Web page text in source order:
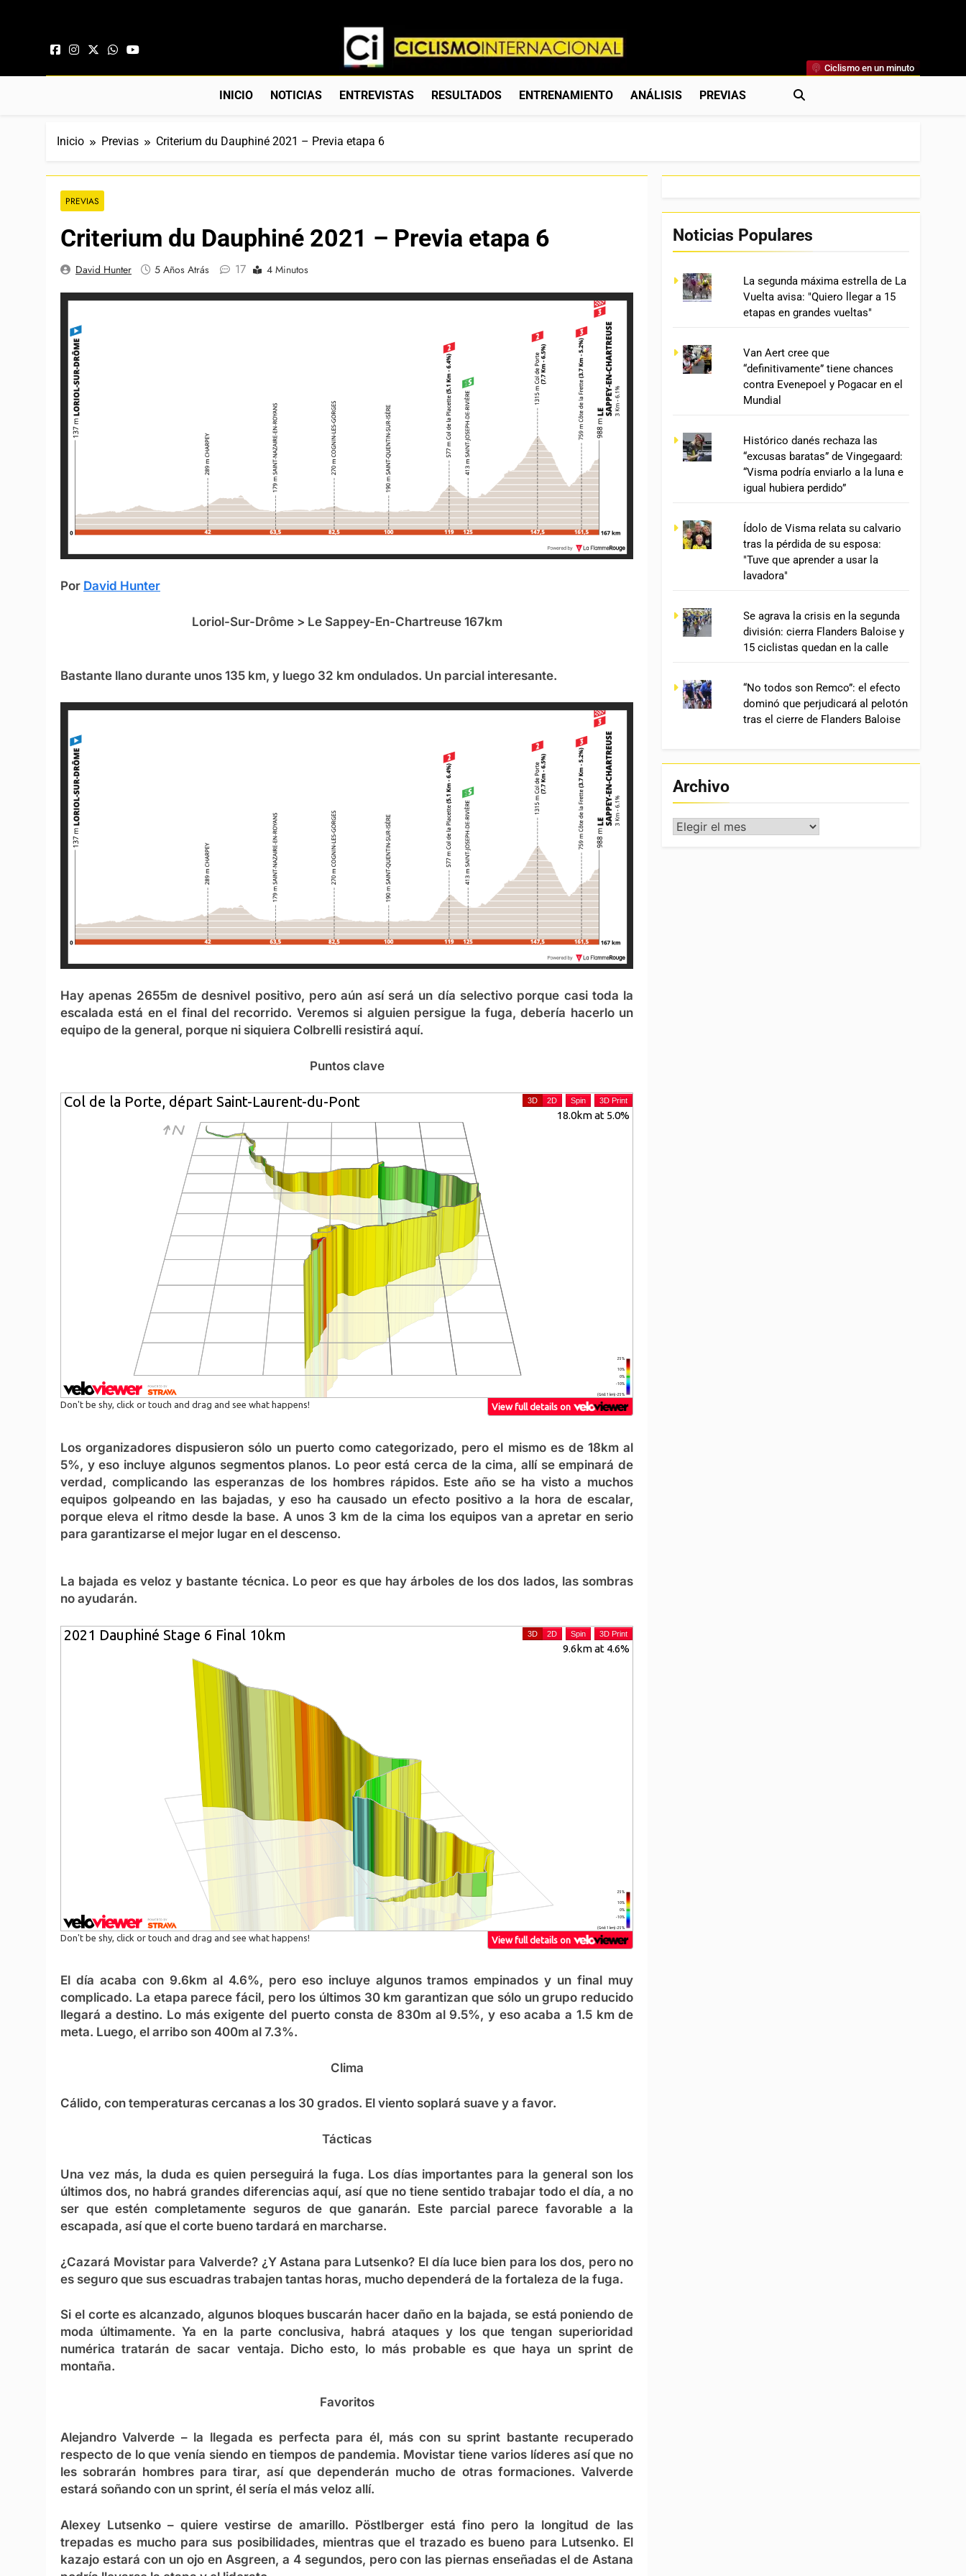
Ciclismo Internacional
Web Dedicada Al Ciclismo Mundial. Entrevistas, Análisis, Crónicas, Previas Y Más. La Web Ciclista De Referencia.
Ciclismo en un minuto
INICIO NOTICIAS ENTREVISTAS RESULTADOS ENTRENAMIENTO ANÁLISIS PREVIAS
Inicio Previas Criterium du Dauphiné 2021 – Previa etapa 6
PREVIAS
Criterium du Dauphiné 2021 – Previa etapa 6
David Hunter 5 Años Atrás 17 4 Minutos
Por David Hunter
Loriol-Sur-Drôme > Le Sappey-En-Chartreuse 167km
Bastante llano durante unos 135 km, y luego 32 km ondulados. Un parcial interesante.
Hay apenas 2655m de desnivel positivo, pero aún así será un día selectivo porque casi toda la
escalada está en el final del recorrido. Veremos si alguien persigue la fuga, debería hacerlo un
equipo de la general, porque ni siquiera Colbrelli resistirá aquí.
Puntos clave
Los organizadores dispusieron sólo un puerto como categorizado, pero el mismo es de 18km al
5%, y eso incluye algunos segmentos planos. Lo peor está cerca de la cima, allí se empinará de
verdad, complicando las esperanzas de los hombres rápidos. Este año se ha visto a muchos
equipos golpeando en las bajadas, y eso ha causado un efecto positivo a la hora de escalar,
porque eleva el ritmo desde la base. A unos 3 km de la cima los equipos van a apretar en serio
para garantizarse el mejor lugar en el descenso.
La bajada es veloz y bastante técnica. Lo peor es que hay árboles de los dos lados, las sombras
no ayudarán.
El día acaba con 9.6km al 4.6%, pero eso incluye algunos tramos empinados y un final muy
complicado. La etapa parece fácil, pero los últimos 30 km garantizan que sólo un grupo reducido
llegará a destino. Lo más exigente del puerto consta de 830m al 9.5%, y eso acaba a 1.5 km de
meta. Luego, el arribo son 400m al 7.3%.
Clima
Cálido, con temperaturas cercanas a los 30 grados. El viento soplará suave y a favor.
Tácticas
Una vez más, la duda es quien perseguirá la fuga. Los días importantes para la general son los
últimos dos, no habrá grandes diferencias aquí, así que no tiene sentido trabajar todo el día, a no
ser que estén completamente seguros de que ganarán. Este parcial parece favorable a la
escapada, así que el corte bueno tardará en marcharse.
¿Cazará Movistar para Valverde? ¿Y Astana para Lutsenko? El día luce bien para los dos, pero no
es seguro que sus escuadras trabajen tantas horas, mucho dependerá de la fortaleza de la fuga.
Si el corte es alcanzado, algunos bloques buscarán hacer daño en la bajada, se está poniendo de
moda últimamente. Ya en la parte conclusiva, habrá ataques y los que tengan superioridad
numérica tratarán de sacar ventaja. Dicho esto, lo más probable es que haya un sprint de
montaña.
Favoritos
Alejandro Valverde – la llegada es perfecta para él, más con su sprint bastante recuperado
respecto de lo que venía siendo en tiempos de pandemia. Movistar tiene varios líderes así que no
les sobrarán hombres para tirar, así que dependerán mucho de otras formaciones. Valverde
estará soñando con un sprint, él sería el más veloz allí.
Alexey Lutsenko – quiere vestirse de amarillo. Pöstlberger está fino pero la longitud de las
trepadas es mucho para sus posibilidades, mientras que el trazado es bueno para Lutsenko. El
kazajo estará con un ojo en Asgreen, a 4 segundos, pero con las piernas enseñadas el de Astana
Noticias Populares
La segunda máxima estrella de La
Vuelta avisa: "Quiero llegar a 15
etapas en grandes vueltas"
Van Aert cree que
“definitivamente” tiene chances
contra Evenepoel y Pogacar en el
Mundial
Histórico danés rechaza las
“excusas baratas” de Vingegaard:
“Visma podría enviarlo a la luna e
igual hubiera perdido”
Ídolo de Visma relata su calvario
tras la pérdida de su esposa:
"Tuve que aprender a usar la
lavadora"
Se agrava la crisis en la segunda
división: cierra Flanders Baloise y
15 ciclistas quedan en la calle
“No todos son Remco”: el efecto
dominó que perjudicará al pelotón
tras el cierre de Flanders Baloise
Archivo
Archivo